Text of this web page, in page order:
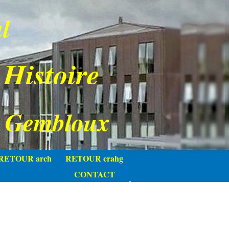
Gembloux
arch
RETOUR crahg
CONTACT